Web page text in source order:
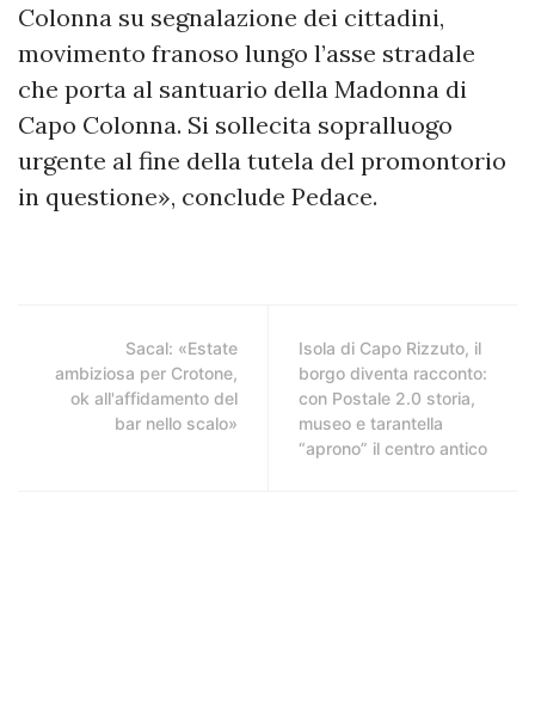
Colonna su segnalazione dei cittadini,
movimento franoso lungo l’asse stradale
che porta al santuario della Madonna di
Capo Colonna. Si sollecita sopralluogo
urgente al fine della tutela del promontorio
in questione», conclude Pedace.
Sacal: «Estate
ambiziosa per Crotone,
ok all'affidamento del
bar nello scalo»
Isola di Capo Rizzuto, il
borgo diventa racconto:
con Postale 2.0 storia,
museo e tarantella
“aprono” il centro antico